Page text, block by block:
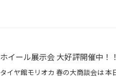
ホイール展示会 大好評開催中！！